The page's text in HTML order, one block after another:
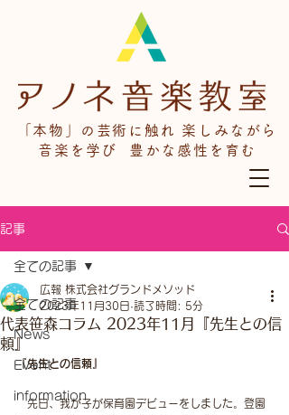
「本物」の芸術に触れ 楽しみながら
音楽を学び 豊かな感性を育む
記事
全ての記事
News
Event
information
全ての記事
代表笹森コラム 2023年11月『先生との信
頼』
広報 株式会社グランドメソッド
2023年11月30日 読了時間: 5分
『先生との信頼』
先日、我が子が保育園デビューをしました。登園